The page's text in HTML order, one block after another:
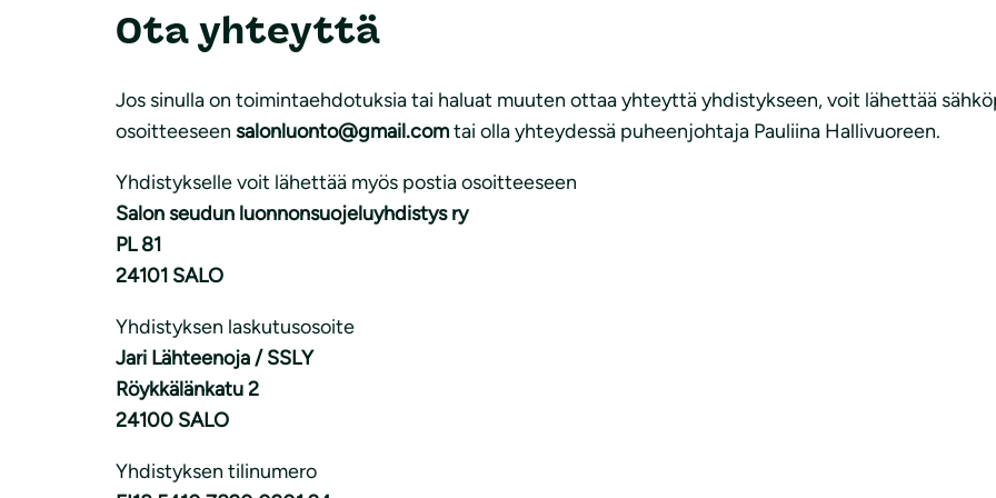
Ota yhteyttä
Jos sinulla on toimintaehdotuksia tai haluat muuten ottaa yhteyttä yhdistykseen, voit lähettää
osoitteeseen salonluonto@gmail.comtai olla yhteydessä puheenjohtaja Pauliina Hallivuoreen.
Yhdistykselle voit lähettää myös postia osoitteeseen
Salon seudun luonnonsuojeluyhdistys ry
PL 81
24101 SALO
Yhdistyksen laskutusosoite
Jari Lähteenoja / SSLY
Röykkälänkatu 2
24100 SALO
Yhdistyksen tilinumero